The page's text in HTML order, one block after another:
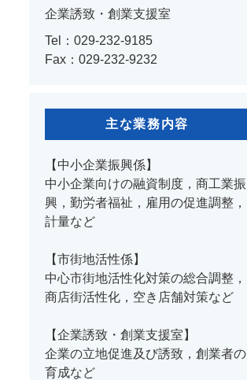
企業誘致・創業支援室
Tel：029-232-9185
Fax：029-232-9232
主な業務内容
【中小企業振興係】
中小企業向けの融資制度，商工業振
興，勤労者福祉，雇用の促進調整，
計量など
【市街地活性係】
中心市街地活性化対策の総合調整，
商店街活性化，空き店舗対策など
【企業誘致・創業支援室】
企業の立地促進及び誘致，創業者の
育成など